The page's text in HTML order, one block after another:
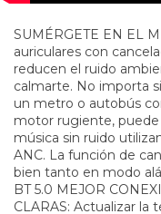
SUMÉRGETE EN EL
auriculares con
reducen el ruido
calmarte. No importa
un metro o autobús
motor rugiente,
música sin ruido
ANC. La función de
bien tanto en modo
BT 5.0 MEJOR
CLARAS: Actualizar